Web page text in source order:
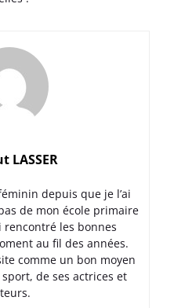
LASSER
depuis que je l’ai
de mon école primaire
rencontré les bonnes
au fil des années.
comme un bon moyen
de ses actrices et